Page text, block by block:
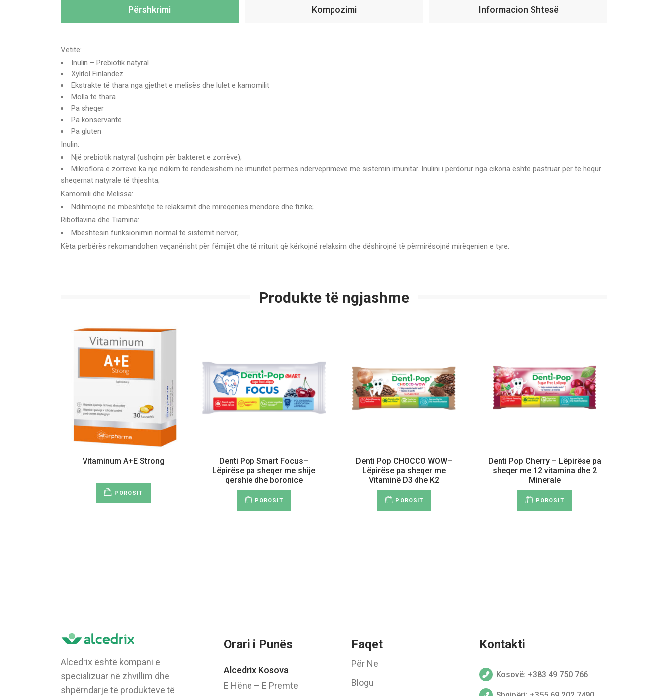
Përshkrimi Kompozimi Informacion Shtesë
Vetitë:
Inulin – Prebiotik natyral
Xylitol Finlandez
Ekstrakte të thara nga gjethet e melisës dhe lulet e kamomilit
Molla të thara
Pa sheqer
Pa konservantë
Pa gluten
Inulin:
Një prebiotik natyral (ushqim për bakteret e zorrëve);
Mikroflora e zorrëve ka një ndikim të rëndësishëm në imunitet përmes ndërveprimeve me sistemin imunitar. Inulini i përdorur nga cikoria është pastruar për të hequr
sheqernat natyrale të thjeshta;
Kamomili dhe Melissa:
Ndihmojnë në mbështetje të relaksimit dhe mirëqenies mendore dhe fizike;
Riboflavina dhe Tiamina:
Mbështesin funksionimin normal të sistemit nervor;
Këta përbërës rekomandohen veçanërisht për fëmijët dhe të rriturit që kërkojnë relaksim dhe dëshirojnë të përmirësojnë mirëqenien e tyre.
Produkte të ngjashme
Vitaminum A+E Strong
POROSIT
Denti Pop Smart Focus–
Lëpirëse pa sheqer me shije
qershie dhe boronice
POROSIT
Denti Pop CHOCCO WOW–
Lëpirëse pa sheqer me
Vitaminë D3 dhe K2
POROSIT
Denti Pop Cherry – Lëpirëse pa
sheqer me 12 vitamina dhe 2
Minerale
POROSIT
Alcedrix është kompani e
specializuar në zhvillim dhe
shpërndarje të produkteve të
Orari i Punës
Alcedrix Kosova
E Hëne – E Premte
Faqet
Për Ne
Blogu
Kontakti
Kosovë: +383 49 750 766